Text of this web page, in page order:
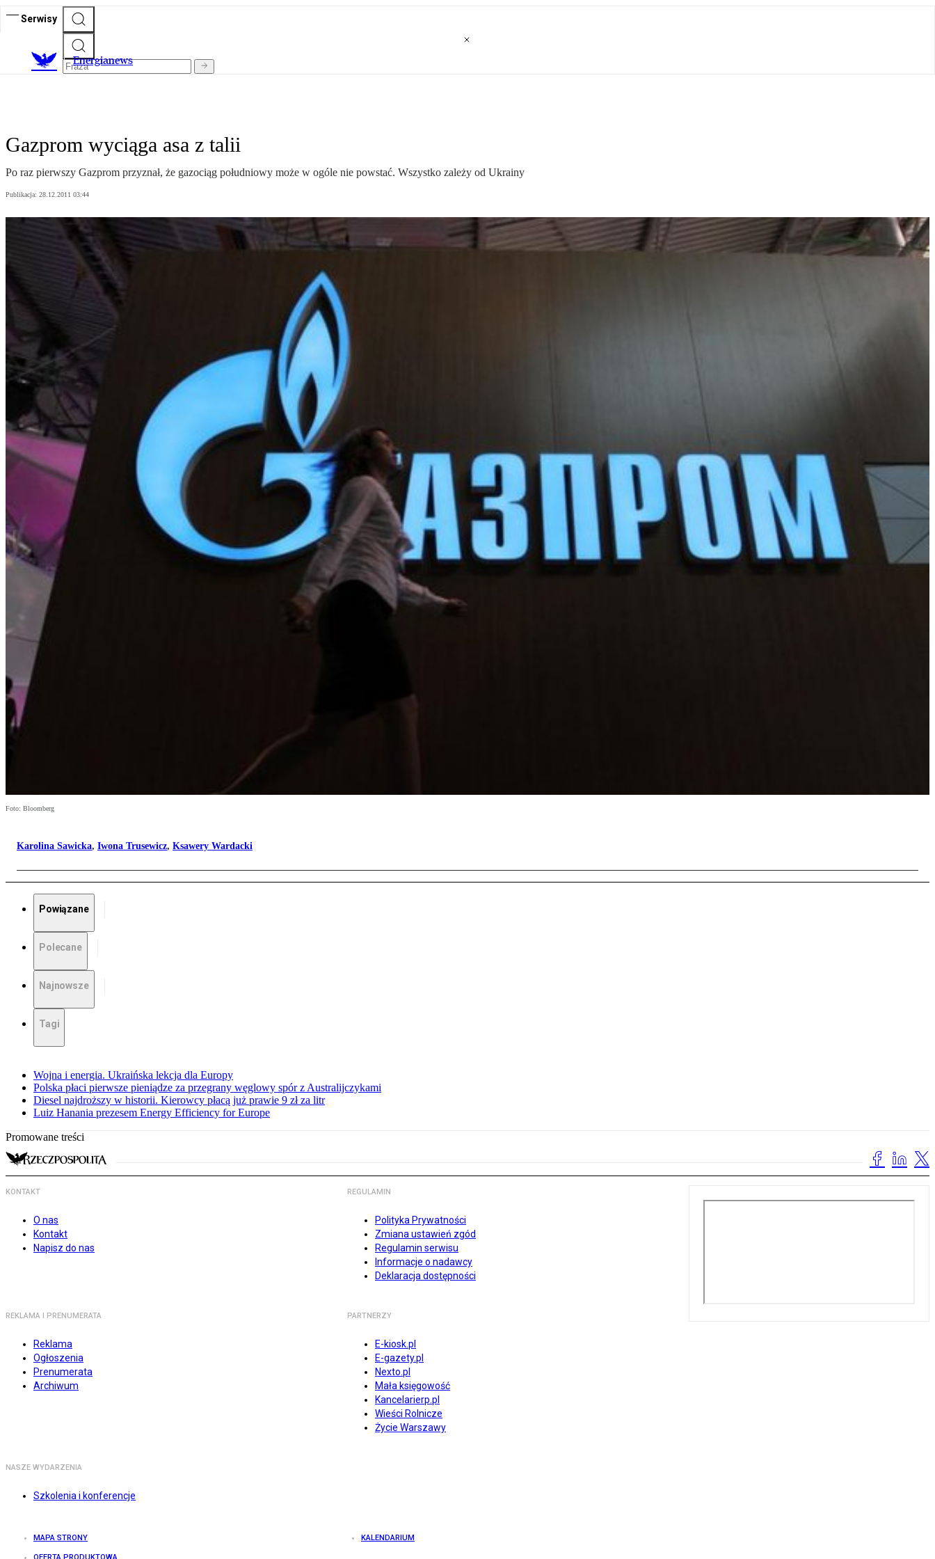
Serwisy
Energianews
Gazprom wyciąga asa z talii
Po raz pierwszy Gazprom przyznał, że gazociąg południowy może w ogóle nie powstać. Wszystko zależy od Ukrainy
Publikacja: 28.12.2011 03:44
Foto: Bloomberg
Karolina Sawicka, Iwona Trusewicz, Ksawery Wardacki
Powiązane
Polecane
Najnowsze
Tagi
Wojna i energia. Ukraińska lekcja dla Europy
Polska płaci pierwsze pieniądze za przegrany węglowy spór z Australijczykami
Diesel najdroższy w historii. Kierowcy płacą już prawie 9 zł za litr
Luiz Hanania prezesem Energy Efficiency for Europe
Promowane treści
KONTAKT
O nas
Kontakt
Napisz do nas
REGULAMIN
Polityka Prywatności
Zmiana ustawień zgód
Regulamin serwisu
Informacje o nadawcy
Deklaracja dostępności
REKLAMA I PRENUMERATA
Reklama
Ogłoszenia
Prenumerata
Archiwum
PARTNERZY
E-kiosk.pl
E-gazety.pl
Nexto.pl
Mała księgowość
Kancelarierp.pl
Wieści Rolnicze
Życie Warszawy
NASZE WYDARZENIA
Szkolenia i konferencje
MAPA STRONY KALENDARIUM